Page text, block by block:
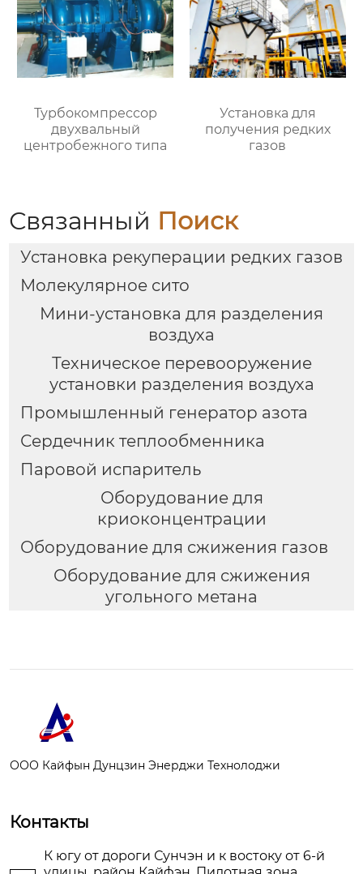
Турбокомпрессор
двухвальный
центробежного типа
Установка для
получения редких
газов
Связанный Поиск
Установка рекуперации редких газов
Молекулярное сито
Мини-установка для разделения
воздуха
Техническое перевооружение
установки разделения воздуха
Промышленный генератор азота
Сердечник теплообменника
Паровой испаритель
Оборудование для
криоконцентрации
Оборудование для сжижения газов
Оборудование для сжижения
угольного метана
ООО Кайфын Дунцзин Энерджи Технолоджи
Контакты
К югу от дороги Сунчэн и к востоку от 6-й